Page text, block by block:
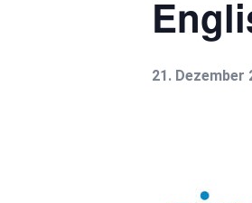
21. Dezember